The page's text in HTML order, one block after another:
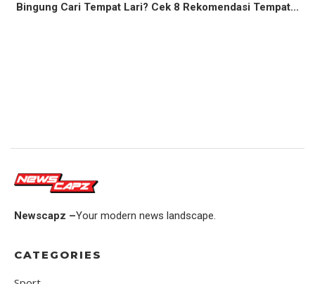
Bingung Cari Tempat Lari? Cek 8 Rekomendasi Tempat...
Newscapz –Your modern news landscape.
CATEGORIES